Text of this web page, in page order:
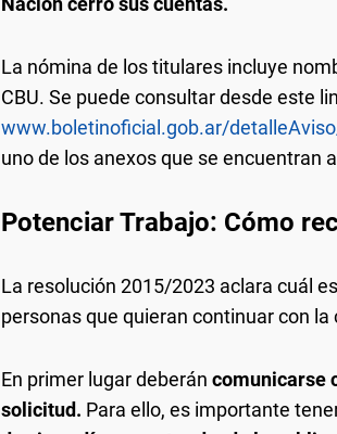
La nómina de los titulares incluye
CBU. Se puede consultar desde este
www.boletinoficial.gob.ar/
uno de los anexos que se encuentran
Potenciar Trabajo: Cómo
La resolución 2015/2023 aclara cuál
personas que quieran continuar con
En primer lugar deberán comunicarse
solicitud. Para ello, es importante